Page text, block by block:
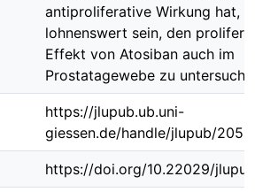
antiproliferative Wirkung hat,
lohnenswert sein, den
Effekt von Atosiban auch im
Prostatagewebe zu
https://jlupub.ub.uni-
giessen.de/handle/jlupub/
https://doi.org/10.22029/